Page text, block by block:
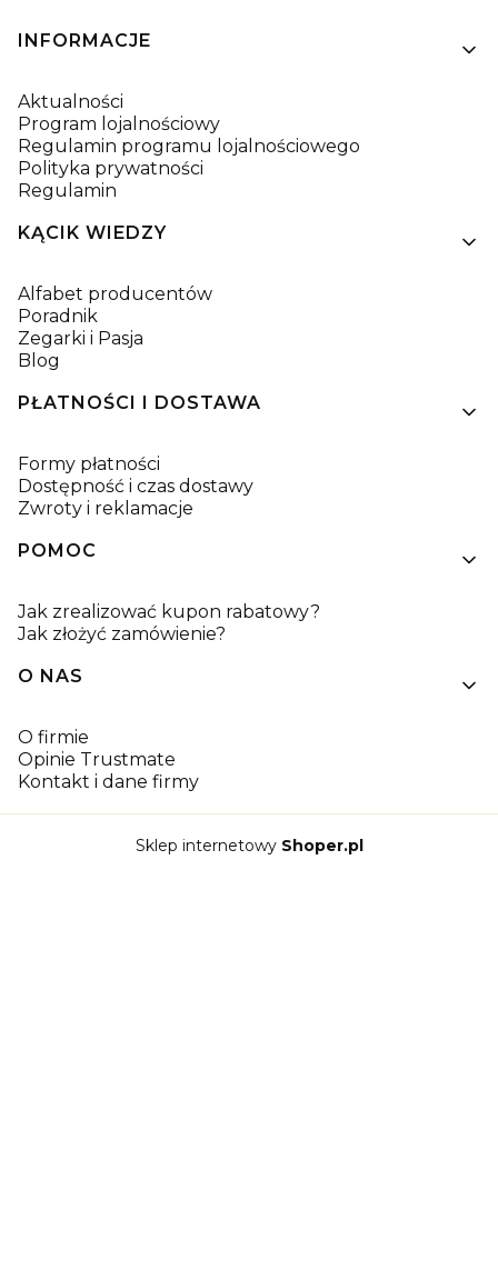
Linki w stopce
INFORMACJE
Aktualności
Program lojalnościowy
Regulamin programu lojalnościowego
Polityka prywatności
Regulamin
KĄCIK WIEDZY
Alfabet producentów
Poradnik
Zegarki i Pasja
Blog
PŁATNOŚCI I DOSTAWA
Formy płatności
Dostępność i czas dostawy
Zwroty i reklamacje
POMOC
Jak zrealizować kupon rabatowy?
Jak złożyć zamówienie?
O NAS
O firmie
Opinie Trustmate
Kontakt i dane firmy
Sklep internetowy Shoper.pl